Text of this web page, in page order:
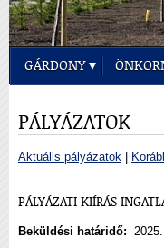
GÁRDONY
PÁLYÁZATOK
Aktuális pályázatok
PÁLYÁZATI KIÍRÁS
Beküldési határidő: